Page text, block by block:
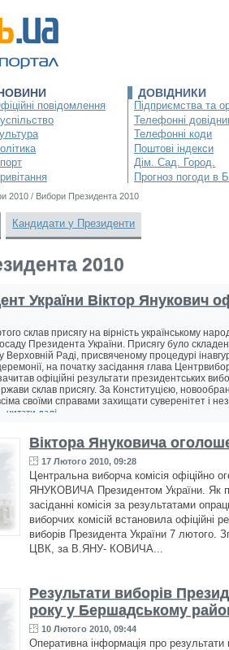
повідомлення
ДОВІДНИКИ
Підприємства та
Телефонні
Телефонні коди
Поштові індекси
Дім. Сад. Город.
Прогноз погоди в
2010 / Вибори Президента 2010
Кандидати у Президенти
2010
України Віктор Янукович
склав присягу на вірність українському
Президента України. Присягу було
Верховній Раді, присвяченому процедурі
на початку засідання глава
офіційні результати президентських
склав присягу. За Конституцією,
своїми справами захищати суверенітет і
читати далі ...
Віктора Януковича
17 Лютого 2010, 09:28
Центральна виборча комісія офіційно
ЯНУКОВИЧА Президентом України. Як
засіданні комісія за результатами
виборчих комісій встановила офіційні
виборів Президента України 7 лютого.
ЦВК, за В.ЯНУ- КОВИЧА...
Результати виборів
року у Бершадському
10 Лютого 2010, 09:44
Оперативна інформація про